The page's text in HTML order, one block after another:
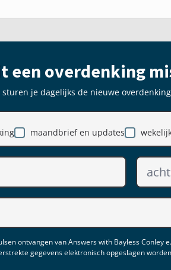
een overdenking
sturen je dagelijks de nieuwe
maandbrief en updates
ontvangen van Answers with Bayless Conley
gegevens elektronisch opgeslagen